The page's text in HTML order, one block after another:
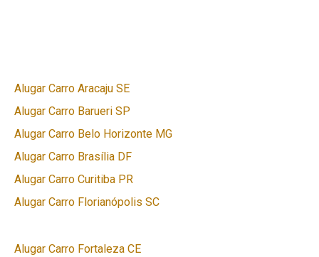
Alugar Carro Aracaju SE
Alugar Carro Barueri SP
Alugar Carro Belo Horizonte MG
Alugar Carro Brasília DF
Alugar Carro Curitiba PR
Alugar Carro Florianópolis SC
Alugar Carro Fortaleza CE